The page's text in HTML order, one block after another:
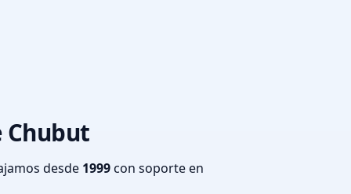
Chubut
desde 1999con soporte en